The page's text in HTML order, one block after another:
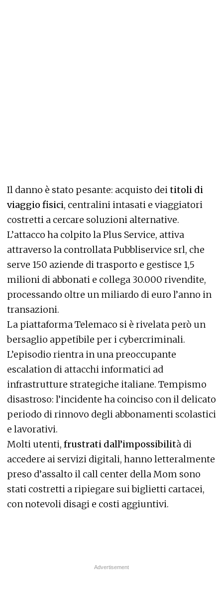
Il danno è stato pesante: acquisto deititoli di
viaggio fisici, centralini intasati e viaggiatori
costretti a cercare soluzioni alternative.
L’attacco ha colpito la Plus Service, attiva
attraverso la controllata Pubbliservice srl, che
serve 150 aziende di trasporto e gestisce 1,5
milioni di abbonati e collega 30.000 rivendite,
processando oltre un miliardo di euro l’anno in
transazioni.
La piattaforma Telemaco si è rivelata però un
bersaglio appetibile per i cybercriminali.
L’episodio rientra in una preoccupante
escalation di attacchi informatici ad
infrastrutture strategiche italiane. Tempismo
disastroso: l’incidente ha coinciso con il delicato
periodo di rinnovo degli abbonamenti scolastici
e lavorativi.
Molti utenti, frustrati dall’impossibilità di
accedere ai servizi digitali, hanno letteralmente
preso d’assalto il call center della Mom sono
stati costretti a ripiegare sui biglietti cartacei,
con notevoli disagi e costi aggiuntivi.